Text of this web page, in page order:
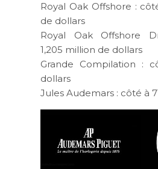
Royal Oak Offshore :
de dollars
Royal Oak Offshore
1,205 million de dollars
Grande Compilation :
dollars
Jules Audemars : côté à